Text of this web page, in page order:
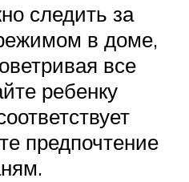
следить за
в доме,
все
ребенку
предпочтение